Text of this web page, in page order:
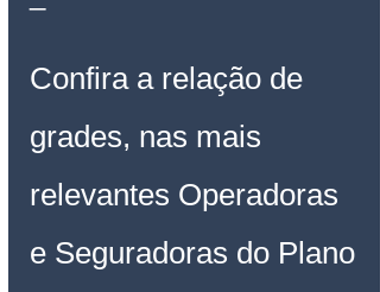
Confira a relação de
grades, nas mais
relevantes Operadoras
e Seguradoras do Plano